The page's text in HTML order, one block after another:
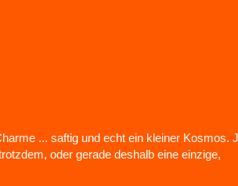
... saftig und echt ein kleiner Kosmos.
oder gerade deshalb eine einzige,